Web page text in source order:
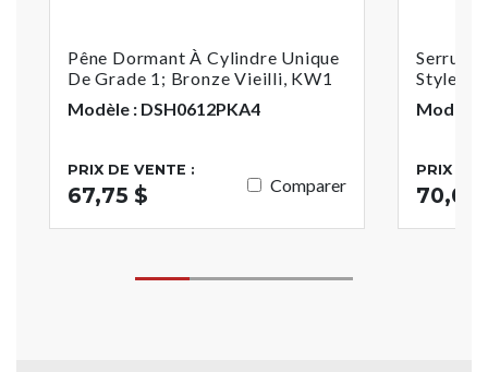
Pêne Dormant À Cylindre Unique
De Grade 1; Bronze Vieilli, KW1
Modèle : DSH0612PKA4
PRIX DE VENTE :
67,75 $ Comparer
Serrure
Style
Modèle
PRIX DE
70,06